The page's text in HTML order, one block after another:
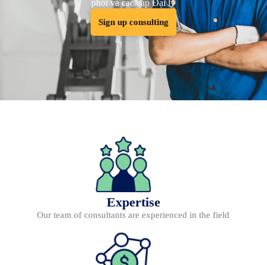
phối và các cấp Đại lý
Sign up consulting
Expertise
Our team of consultants are experienced in the field